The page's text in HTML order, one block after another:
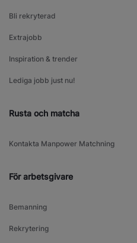
Bli rekryterad
Extrajobb
Inspiration & trender
Lediga jobb just nu!
Rusta och matcha
Kontakta Manpower Matchning
För arbetsgivare
Bemanning
Rekrytering